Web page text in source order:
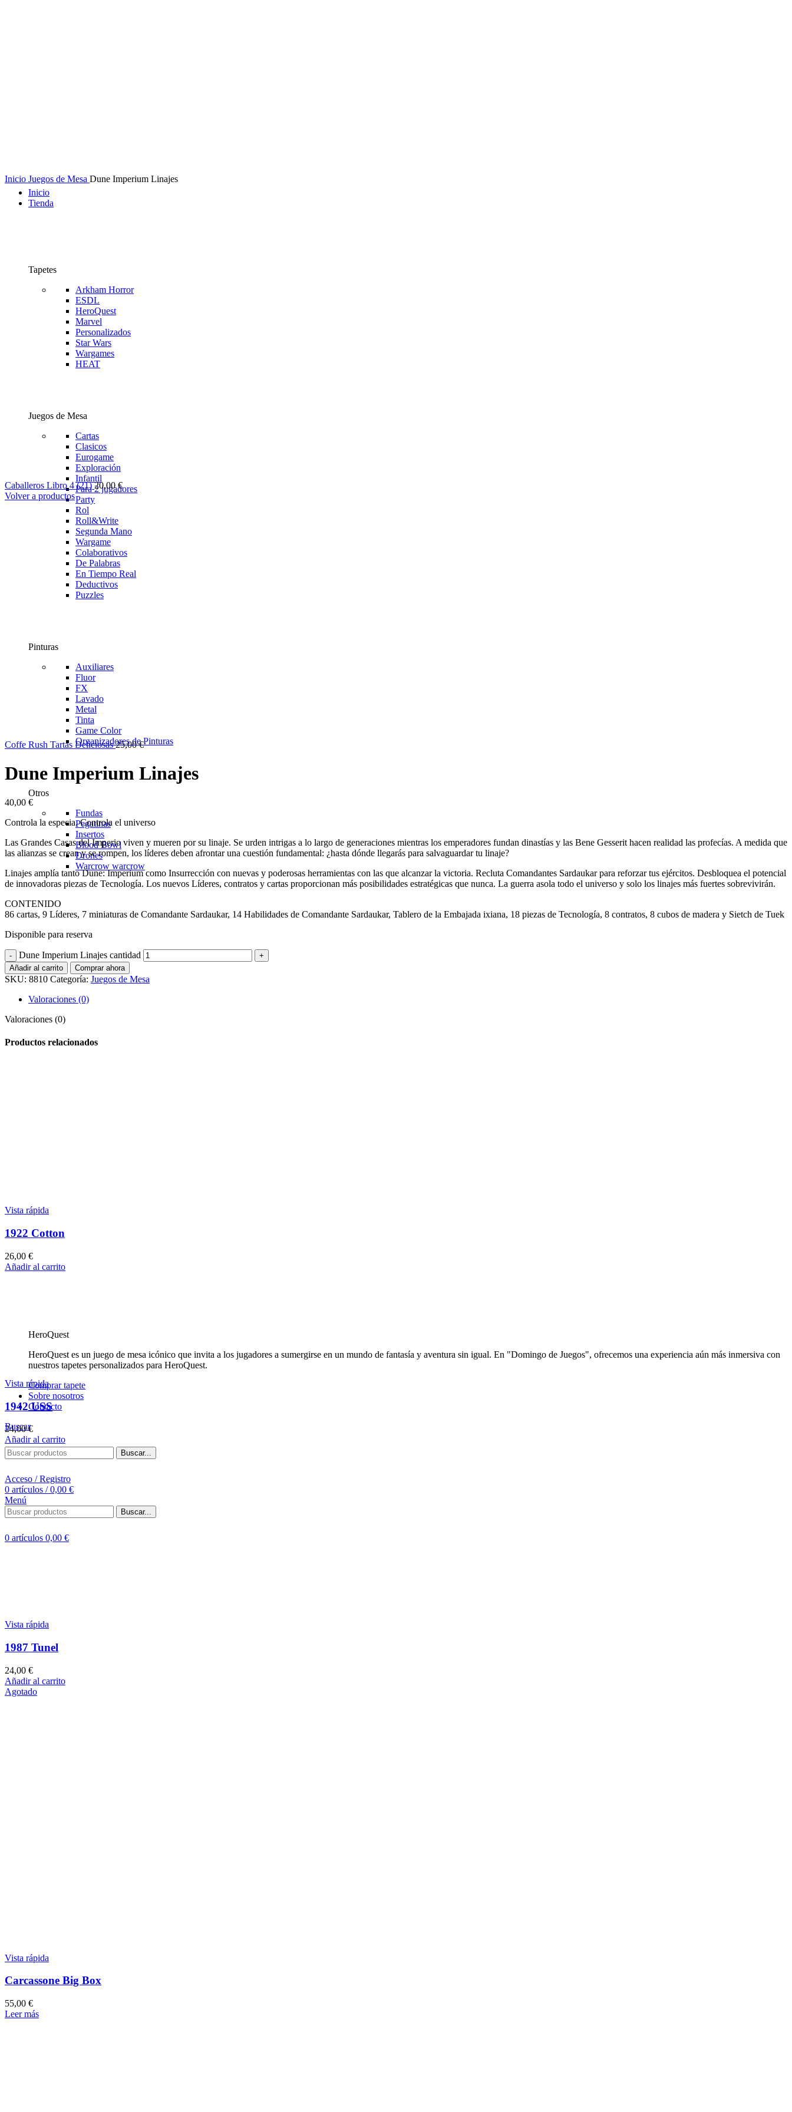
Inicio
Tienda
Tapetes
Arkham Horror
ESDL
HeroQuest
Marvel
Personalizados
Star Wars
Wargames
HEAT
Juegos de Mesa
Cartas
Clasicos
Eurogame
Exploración
Infantil
Para 2 jugadores
Party
Rol
Roll&Write
Segunda Mano
Wargame
Colaborativos
De Palabras
En Tiempo Real
Deductivos
Puzzles
Pinturas
Auxiliares
Fluor
FX
Lavado
Metal
Tinta
Game Color
Organizadores de Pinturas
Otros
Fundas
Pegatinas
Insertos
Blood Bowl
Drones
Warcrow warcrow
HeroQuest
HeroQuest es un juego de mesa icónico que invita a los jugadores a sumergirse en un mundo de fantasía y aventura sin igual. En "Domingo de Juegos", ofrecemos una experiencia aún más inmersiva con
nuestros tapetes personalizados para HeroQuest.
Comprar tapete
Sobre nosotros
Contacto
Buscar
Buscar...
Acceso / Registro
0 artículos / 0,00 €
Menú
Buscar...
0 artículos 0,00 €
Inicio Juegos de Mesa Dune Imperium Linajes
Caballeros Libro 4 (21)20,00€
Volver a productos
Coffe Rush Tartas Deliciosas25,00€
Dune Imperium Linajes
40,00 €
Controla la especia. Controla el universo
Las Grandes Casas del Imperio viven y mueren por su linaje. Se urden intrigas a lo largo de generaciones mientras los emperadores fundan dinastías y las Bene Gesserit hacen realidad las profecías. A medida que
las alianzas se crean y se rompen, los líderes deben afrontar una cuestión fundamental: ¿hasta dónde llegarás para salvaguardar tu linaje?
Linajes amplía tanto Dune: Imperium como Insurrección con nuevas y poderosas herramientas con las que alcanzar la victoria. Recluta Comandantes Sardaukar para reforzar tus ejércitos. Desbloquea el potencial
de innovadoras piezas de Tecnología. Los nuevos Líderes, contratos y cartas proporcionan más posibilidades estratégicas que nunca. La guerra asola todo el universo y solo los linajes más fuertes sobrevivirán.
CONTENIDO
86 cartas, 9 Líderes, 7 miniaturas de Comandante Sardaukar, 14 Habilidades de Comandante Sardaukar, Tablero de la Embajada ixiana, 18 piezas de Tecnología, 8 contratos, 8 cubos de madera y Sietch de Tuek
Disponible para reserva
Dune Imperium Linajes cantidad
Añadir al carrito Comprar ahora
SKU: 8810 Categoría: Juegos de Mesa
Valoraciones (0)
Valoraciones (0)
Productos relacionados
Vista rápida
1922 Cotton
26,00 €
Añadir al carrito
Vista rápida
1942 USS
24,00€
Añadir al carrito
Vista rápida
1987 Tunel
24,00 €
Añadir al carrito
Agotado
Vista rápida
Carcassone Big Box
55,00 €
Leer más